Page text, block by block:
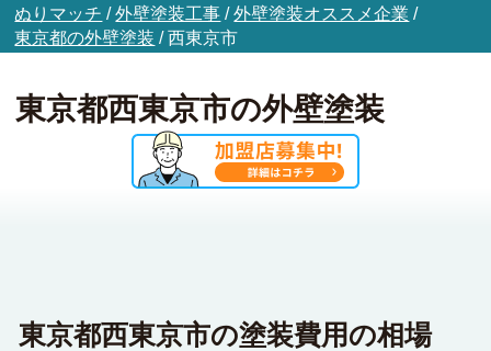
ぬりマッチ /外壁塗装工事 /外壁塗装オススメ企業 /
東京都の外壁塗装 /西東京市
東京都西東京市の外壁塗装
東京都西東京市の塗装費用の相場